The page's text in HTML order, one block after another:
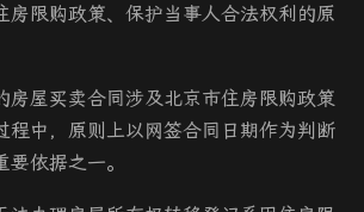
房限购政策、保护当事人合法权利的原
房屋买卖合同涉及北京市住房限购政策
程中，原则上以网签合同日期作为判断
依据之一。